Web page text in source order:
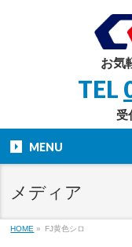
お気
TEL
受
MENU
メディア
HOME » FJ黄色シロ